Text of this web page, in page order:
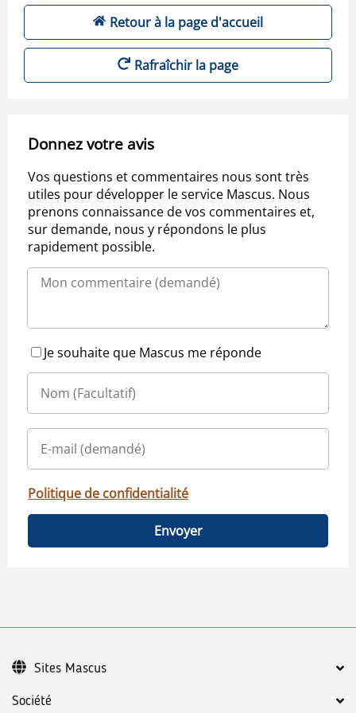
Retour à la page d'accueil
Rafraîchir la page
Donnez votre avis
Vos questions et commentaires nous sont très
utiles pour développer le service Mascus. Nous
prenons connaissance de vos commentaires et,
sur demande, nous y répondons le plus
rapidement possible.
Je souhaite que Mascus me réponde
Politique de confidentialité
Envoyer
Société
Sites Mascus